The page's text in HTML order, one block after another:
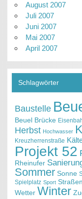
August 2007
Juli 2007
Juni 2007
Mai 2007
April 2007
Schlagwörter
Baustelle
Beuel Brücke
Herbst Hochwasser
Kreuzherrenstraße
Projekt 52
Rheinufer
Sommer Sonne
Spielplatz Sport
Wetter Winter